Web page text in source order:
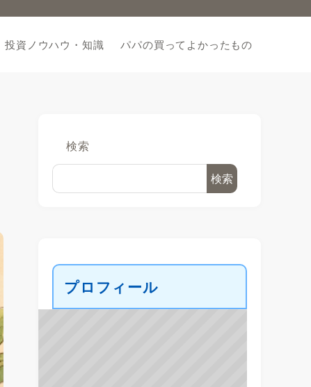
投資ノウハウ・知識 パパの買ってよかったもの
検索
検索
プロフィール